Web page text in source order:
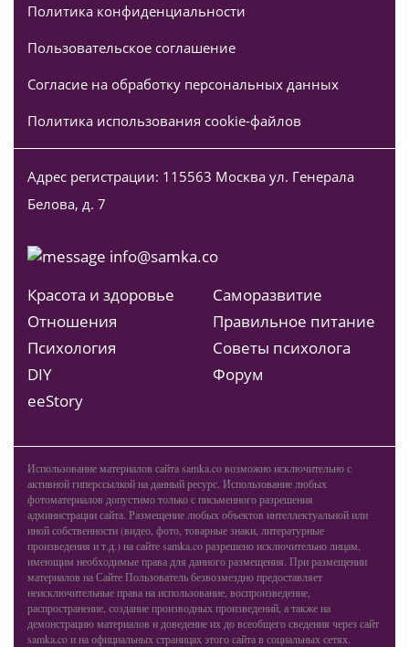
Политика конфиденциальности
Пользовательское соглашение
Согласие на обработку персональных данных
Политика использования cookie-файлов
Адрес регистрации: 115563 Москва ул. Генерала
Белова, д. 7
info@samka.co
Красота и здоровье
Отношения
Психология
DIY
ееStory
Саморазвитие
Правильное питание
Советы психолога
Форум
Использование материалов сайта samka.co возможно исключительно с
активной гиперссылкой на данный ресурс. Использование любых
фотоматериалов допустимо только с письменного разрешения
администрации сайта. Размещение любых объектов интеллектуальной или
иной собственности (видео, фото, товарные знаки, литературные
произведения и т.д.) на сайте samka.co разрешено исключительно лицам,
имеющим необходимые права для данного размещения. При размещении
материалов на Сайте Пользователь безвозмездно предоставляет
неисключительные права на использование, воспроизведение,
распространение, создание производных произведений, а также на
демонстрацию материалов и доведение их до всеобщего сведения через сайт
samka.co и на официальных страницах этого сайта в социальных сетях.